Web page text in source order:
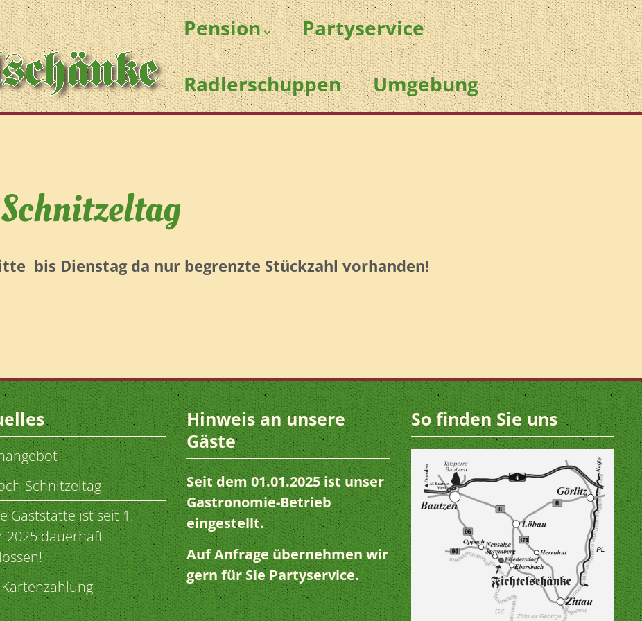
Pension Partyservice
Radlerschuppen Umgebung
bis Dienstag da nur begrenzte Stückzahl vorhanden!
Schnitzeltag
Gaststätte ist seit 1.
2025 dauerhaft
Hinweis an unsere
Gäste
Seit dem 01.01.2025 ist unser
Gastronomie-Betrieb
eingestellt.
Auf Anfrage übernehmen wir
gern für Sie Partyservice.
So finden Sie uns